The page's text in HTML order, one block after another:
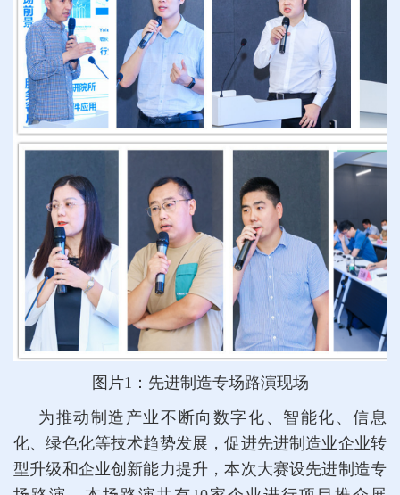
图片1：先进制造专场路演现场
为推动制造产业不断向数字化、智能化、信息
化、绿色化等技术趋势发展，促进先进制造业企业转
型升级和企业创新能力提升，本次大赛设先进制造专